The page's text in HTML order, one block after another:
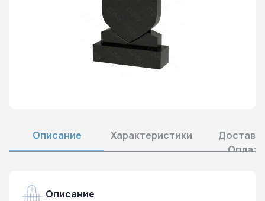
Описание Характеристики
Оплата
Описание